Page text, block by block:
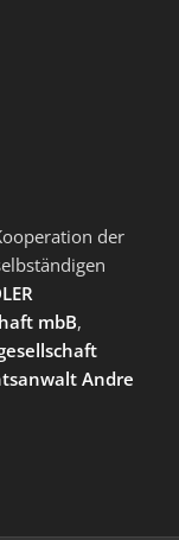
der
mbB,
Andre